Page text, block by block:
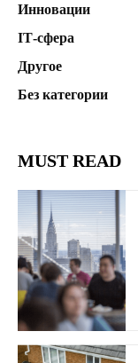
Инновации
ІТ-сфера
Другое
Без категории
MUST READ